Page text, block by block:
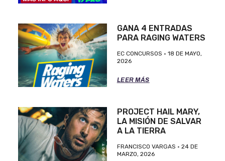
GANA 4 ENTRADAS
PARA RAGING WATERS
EC CONCURSOS
18 DE MAYO,
2026
LEER MÁS
PROJECT HAIL MARY,
LA MISIÓN DE SALVAR
A LA TIERRA
FRANCISCO VARGAS
24 DE
MARZO, 2026